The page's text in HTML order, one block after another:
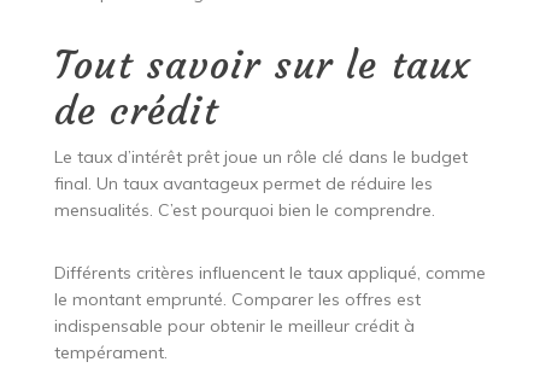
Tout savoir sur le taux
de crédit
Le taux d’intérêt prêt joue un rôle clé dans le budget
final. Un taux avantageux permet de réduire les
mensualités. C’est pourquoi bien le comprendre.
Différents critères influencent le taux appliqué, comme
le montant emprunté. Comparer les offres est
indispensable pour obtenir le meilleur crédit à
tempérament.